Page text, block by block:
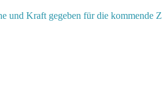
und Kraft gegeben für die kommende